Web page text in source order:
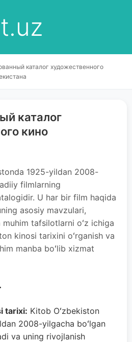
каталог художественного
каталог
кино
1925-yildan 2008-
filmlarning
U har bir film haqida
asosiy mavzulari,
tafsilotlarni oʻz ichiga
kinosi tarixini oʻrganish va
manba boʻlib xizmat
tarixi: Kitob Oʻzbekiston
2008-yilgacha boʻlgan
va uning rivojlanish